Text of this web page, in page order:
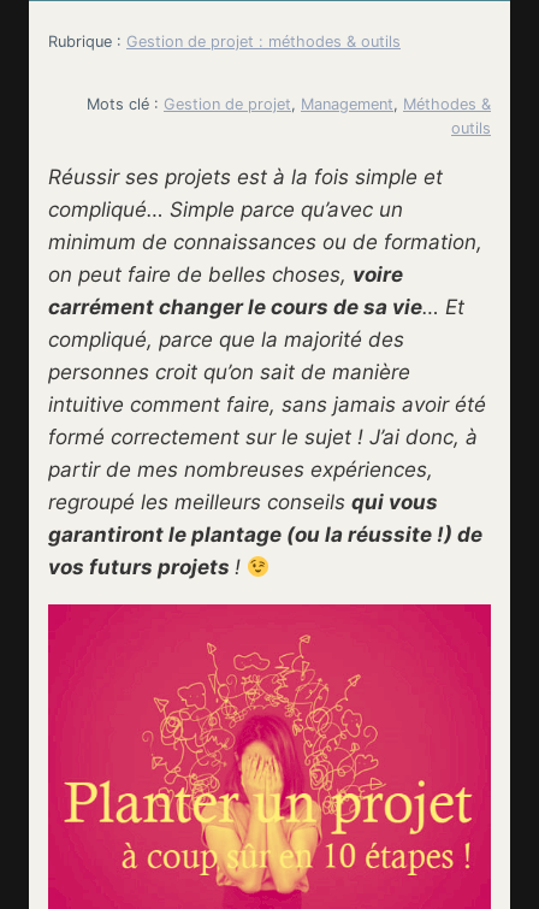
Rubrique : Gestion de projet : méthodes & outils
Mots clé : Gestion de projet, Management, Méthodes &
outils
Réussir ses projets est à la fois simple et
compliqué… Simple parce qu’avec un
minimum de connaissances ou de formation,
on peut faire de belles choses, voire
carrément changer le cours de sa vie… Et
compliqué, parce que la majorité des
personnes croit qu’on sait de manière
intuitive comment faire, sans jamais avoir été
formé correctement sur le sujet ! J’ai donc, à
partir de mes nombreuses expériences,
regroupé les meilleurs conseils qui vous
garantiront le plantage (ou la réussite !) de
vos futurs projets !